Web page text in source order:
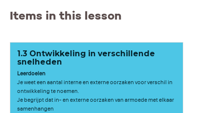
Items in this lesson
1.3 Ontwikkeling in verschillende
snelheden
Leerdoelen
Je weet een aantal interne en externe oorzaken voor verschil in
ontwikkeling te noemen.
Je begrijpt dat in- en externe oorzaken van armoede met elkaar
samenhangen